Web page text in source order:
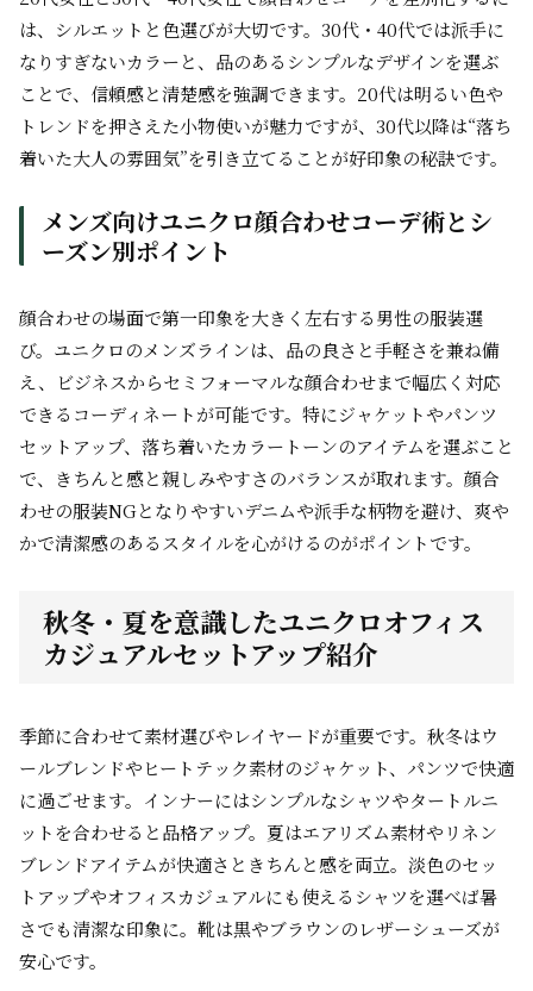
は、シルエットと色選びが大切です。30代・40代では派手に
なりすぎないカラーと、品のあるシンプルなデザインを選ぶ
ことで、信頼感と清楚感を強調できます。20代は明るい色や
トレンドを押さえた小物使いが魅力ですが、30代以降は“落ち
着いた大人の雰囲気”を引き立てることが好印象の秘訣です。
メンズ向けユニクロ顔合わせコーデ術とシ
ーズン別ポイント
顔合わせの場面で第一印象を大きく左右する男性の服装選
び。ユニクロのメンズラインは、品の良さと手軽さを兼ね備
え、ビジネスからセミフォーマルな顔合わせまで幅広く対応
できるコーディネートが可能です。特にジャケットやパンツ
セットアップ、落ち着いたカラートーンのアイテムを選ぶこと
で、きちんと感と親しみやすさのバランスが取れます。顔合
わせの服装NGとなりやすいデニムや派手な柄物を避け、爽や
かで清潔感のあるスタイルを心がけるのがポイントです。
秋冬・夏を意識したユニクロオフィス
カジュアルセットアップ紹介
季節に合わせて素材選びやレイヤードが重要です。秋冬はウ
ールブレンドやヒートテック素材のジャケット、パンツで快適
に過ごせます。インナーにはシンプルなシャツやタートルニ
ットを合わせると品格アップ。夏はエアリズム素材やリネン
ブレンドアイテムが快適さときちんと感を両立。淡色のセッ
トアップやオフィスカジュアルにも使えるシャツを選べば暑
さでも清潔な印象に。靴は黒やブラウンのレザーシューズが
安心です。